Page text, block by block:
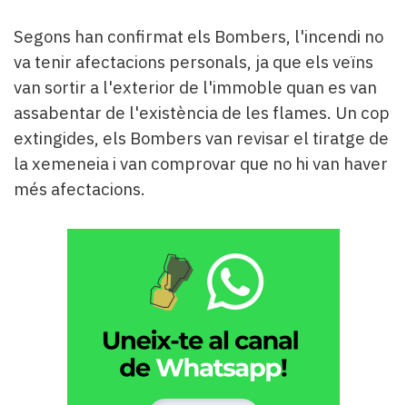
la
teva!
Subscriptors
La
newsletter
del
Pallars
Contingut
patrocinat
Segons han confirmat els Bombers, l'incendi no
va tenir afectacions personals, ja que els veïns
van sortir a l'exterior de l'immoble quan es van
assabentar de l'existència de les flames. Un cop
extingides, els Bombers van revisar el tiratge de
la xemeneia i van comprovar que no hi van haver
més afectacions.